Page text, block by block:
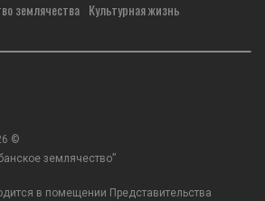
землячества Культурная жизнь
©
землячество”
в помещении Представительства